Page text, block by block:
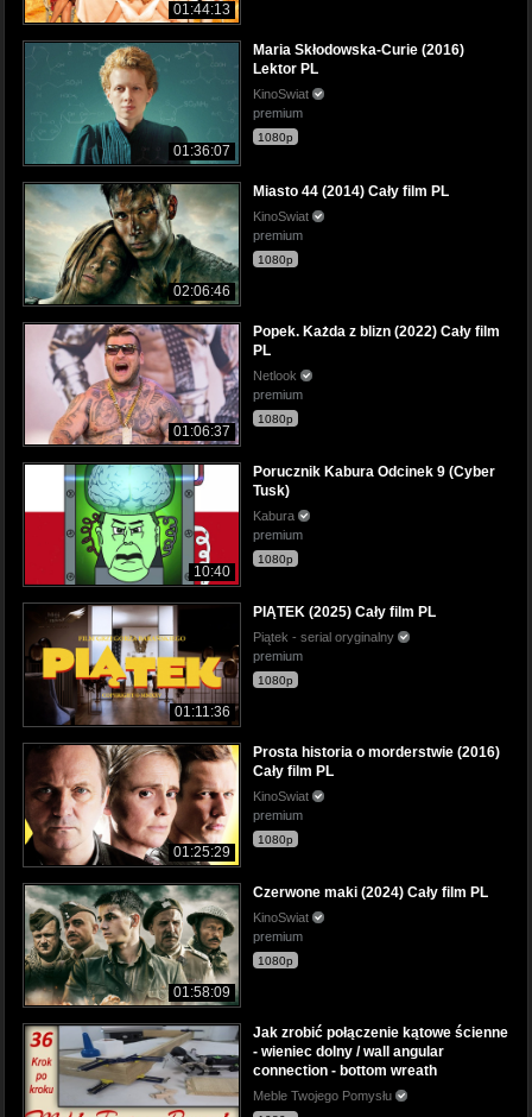
01:44:13
01:36:07
Maria Skłodowska-Curie (2016)
Lektor PL
KinoSwiat
premium
1080p
02:06:46
Miasto 44 (2014) Cały film PL
KinoSwiat
premium
1080p
01:06:37
Popek. Każda z blizn (2022) Cały film
PL
Netlook
premium
1080p
10:40
Porucznik Kabura Odcinek 9 (Cyber
Tusk)
Kabura
premium
1080p
01:11:36
PIĄTEK (2025) Cały film PL
Piątek - serial oryginalny
premium
1080p
01:25:29
Prosta historia o morderstwie (2016)
Cały film PL
KinoSwiat
premium
1080p
01:58:09
Czerwone maki (2024) Cały film PL
KinoSwiat
premium
1080p
Jak zrobić połączenie kątowe ścienne
- wieniec dolny / wall angular
connection - bottom wreath
Meble Twojego Pomysłu